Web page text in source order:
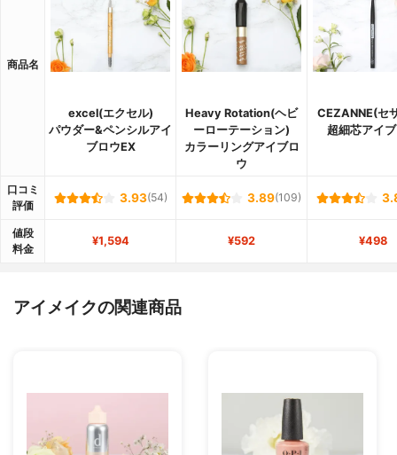
商品名
excel(エクセル)
パウダー&ペンシルアイ
ブロウEX
Heavy Rotation(ヘビ
ーローテーション)
カラーリングアイブロ
ウ
CEZANNE(セ
超細芯アイ
口コミ
評価
3.93(54) 3.89(109)
値段
料金
¥1,594 ¥592 ¥498
アイメイクの関連商品